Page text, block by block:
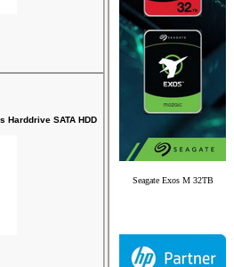
Harddrive SATA HDD
Seagate Exos M 32TB